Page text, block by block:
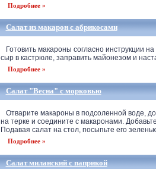
Подробнее »
Салат из макарон с абрикосами
Готовить макароны согласно инструкции
сыр в кастрюле, заправить майонезом и
Подробнее »
Салат "Весна" с морковью
Отварите макароны в подсоленной воде,
на терке и соедините с макаронами.
Подавая салат на стол, посыпьте его
Подробнее »
Салат миланский с паприкой